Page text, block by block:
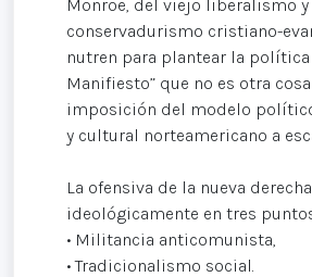
Monroe, del viejo liberalismo y
conservadurismo cristiano-
nutren para plantear la
Manifiesto” que no es otra
imposición del modelo
y cultural norteamericano a
La ofensiva de la nueva
ideológicamente en tres
• Militancia anticomunista,
• Tradicionalismo social.